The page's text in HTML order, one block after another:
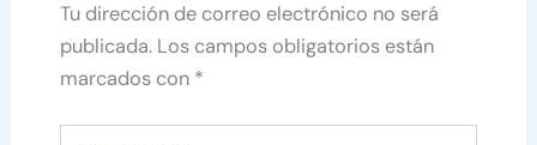
Tu dirección de correo electrónico no será
publicada. Los campos obligatorios están
marcados con *